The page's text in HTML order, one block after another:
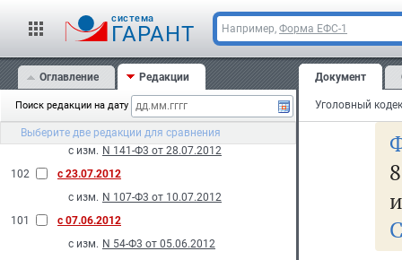
cистема
ГАРАНТ Например, Форма ЕФС-1
Оглавление Редакции
Поиск редакции на дату
Выберите две редакции для сравнения
N 121-Ф3 от 20.07.2012
105
с 14.11.2012
с изм. N 190-Ф3 от 12.11.2012
104
с 28.10.2012
с изм. N 172-Ф3 от 16.10.2012
103
с 10.08.2012
с изм. N 141-Ф3 от 28.07.2012
102
с 23.07.2012
с изм. N 107-Ф3 от 10.07.2012
101
с 07.06.2012
с изм. N 54-Ф3 от 05.06.2012
Документ